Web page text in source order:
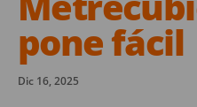
pone fácil
Dic 16, 2025